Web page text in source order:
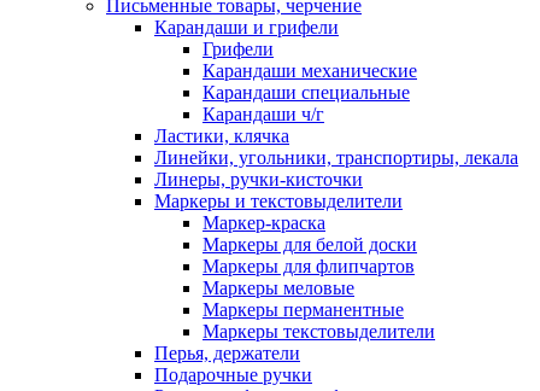
Письменные товары, черчение
Карандаши и грифели
Грифели
Карандаши механические
Карандаши специальные
Карандаши ч/г
Ластики, клячка
Линейки, угольники, транспортиры, лекала
Линеры, ручки-кисточки
Маркеры и текстовыделители
Маркер-краска
Маркеры для белой доски
Маркеры для флипчартов
Маркеры меловые
Маркеры перманентные
Маркеры текстовыделители
Перья, держатели
Подарочные ручки